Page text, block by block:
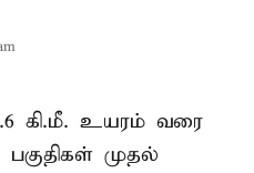
கி.மீ. உயரம் வரை
முதல்